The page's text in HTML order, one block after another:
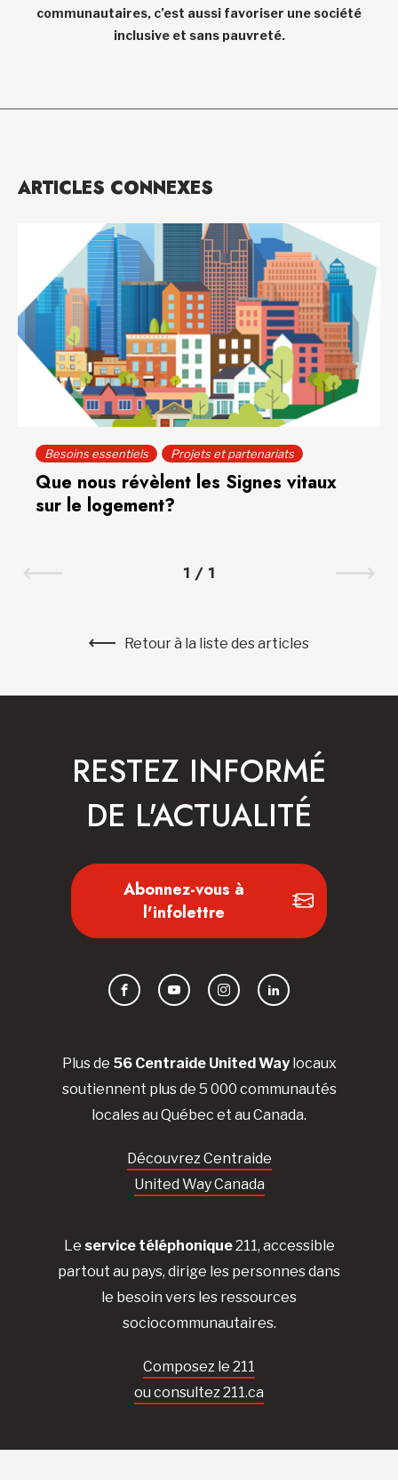
communautaires, c’est aussi favoriser une société
inclusive et sans pauvreté.
ARTICLES CONNEXES
Besoins essentiels Projets et partenariats
Que nous révèlent les Signes vitaux
sur le logement?
1 / 1
Retour à la liste des articles
Plus de 56 Centraide United Waylocaux
soutiennent plus de 5 000 communautés
locales au Québec et au Canada.
Découvrez Centraide
United Way Canada
Le service téléphonique211, accessible
partout au pays, dirige les personnes dans
le besoin vers les ressources
sociocommunautaires.
Composez le 211
ou consultez 211.ca
RESTEZ INFORMÉ
DE L'ACTUALITÉ
Abonnez-vous à
l'infolettre
FacebookYouTubeInstagramLinkedIn